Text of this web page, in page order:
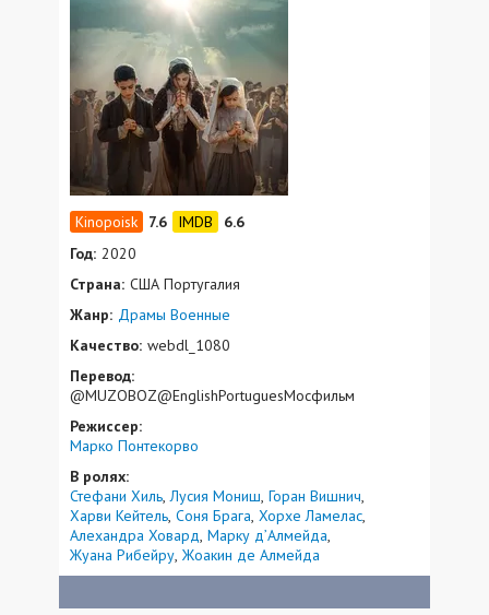
7.6
6.6
Год: 2020
Страна: США Португалия
Жанр: Драмы Военные
Качество: webdl_1080
Перевод:
@MUZOBOZ@EnglishPortuguesМосфильм
Режиссер:
Марко Понтекорво
В ролях:
Стефани Хиль Лусия Мониш Горан Вишнич
Харви Кейтель Соня Брага Хорхе Ламелас
Алехандра Ховард Марку д’Алмейда
Жуана Рибейру Жоакин де Алмейда